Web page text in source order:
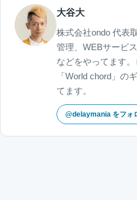
大谷大
株式会社ondo 代表
管理、WEBサービ
などをやってます。
「World chord」の
てます。
@delaymania をフォ